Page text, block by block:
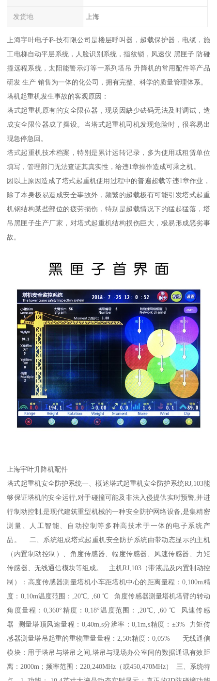
发货地 上海
上海宇叶电子科技有限公司是楼层呼叫器，超载保护器，电缆，施
工电梯自动平层系统，人脸识别系统，指纹锁，风速仪 黑匣子 防碰
撞远程系统，太阳能警示灯等一系列塔吊 升降机的常用配件等产品
研发 生产 销售为一体的化公司，拥有完整、科学的质量管理体系。
塔机起重机发生事故的客观原因：
塔式起重机原有的安全限位器，现场因缺少砝码无法及时调试，造
成安全限位器成了摆设。当塔式起重机司机发现危险时，很容易出
现急停急回。
塔式起重机技术档案，特别是累计运转记录，多为使用或租赁单位
填写，管理部门无法查证其真实性，给违1章操作造成可乘之机。
因以上原因造成了塔式起重机使用过程中的普遍超载等违1章作业，
除了本身极易造成安全事故外，频繁的超载极有可能引发塔式起重
机钢结构某些部位的疲劳损伤，特别是超载情况下的猛起猛落，塔
吊黑匣子生产厂家，对塔式起重机结构损伤巨大，极易形成恶劣事
故。
上海宇叶升降机配件
塔式起重机安全防护系统一、概述塔式起重机安全防护系统RJ,103能
够保证塔机的安全运行,对于碰撞可能及非法入侵提供实时预警,并进
行制动控制,是现代建筑重型机械的一种安全防护网络设备,是集精密
测量、人工智能、自动控制等多种高技术于一体的电子系统产
品。 二、系统组成塔式起重机安全防护系统由带动态显示的主机
（内置制动控制）、角度传感器、幅度传感器、风速传感器、力矩
传感器、无线通信模块等组成。 主机RJ,103（带液晶及内置制动控
制）：高度传感器测量塔机小车距塔机中心的距离量程：0,100m精
度：0,10m温度范围：,20℃, ,60 ℃ 角度传感器测量塔机塔臂的转动
角度量程：0,360°精度：0,18°温度范围：,20℃, ,60 ℃ 风速传感
器 测量塔顶风速量程：0,40m,s分辨率：0,1m,s精度：±3% 力矩传
感器测量塔吊起重的重物重量量程：2,50t精度：0,05% 无线通信
模块：用于塔吊与塔吊之间,塔吊与现场办公室间的数据通讯有效距
离：2000m；频率范围：220,240MHz（或450,470MHz） 三、系统特